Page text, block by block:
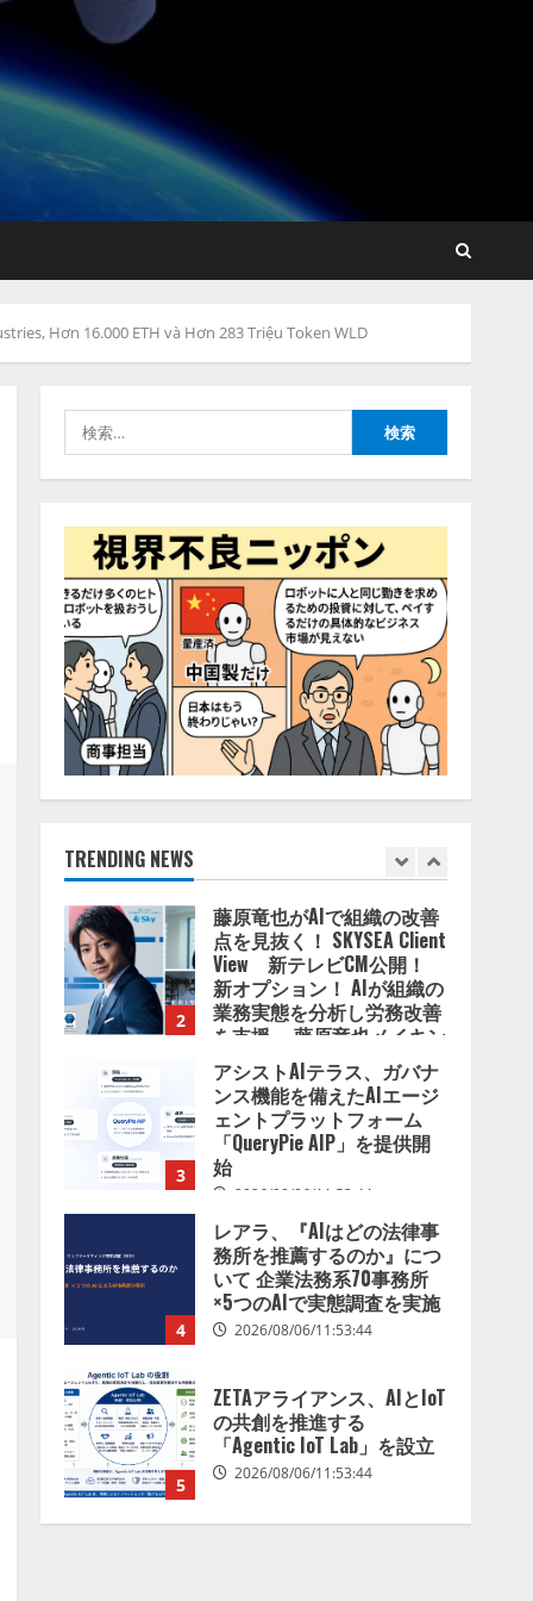
Hơn 16.000 ETH và Hơn 283 Triệu Token WLD
索:
TRENDING NEWS
藤原竜也がAIで組織の改善
点を見抜く！ SKYSEA Client
View 新テレビCM公開！
新オプション！ AIが組織の
グ動画公開 「もしAIが自分
言われる自信がある」「昨
年の夏はカブトムシを捕ま
2026/08/06/14:54:31
ンス機能を備えたAIエージ
ェントプラットフォーム
「QueryPie AIP」を提供開
4
レアラ、『AIはどの法律事
務所を推薦するのか』につ
×5つのAIで実態調査を実施
2026/08/06/11:53:44
5
ZETAアライアンス、AIとIoT
の共創を推進する
「Agentic IoT Lab」を設立
2026/08/06/11:53:44
1
AI駆動開発の推進に向けて
「TinhVan Technologies
2
藤原竜也がAIで組織の改善
点を見抜く！ SKYSEA Client
View 新テレビCM公開！
新オプション！ AIが組織の
業務実態を分析し労務改善
を支援。 藤原竜也メイキン
グ動画公開 「もしAIが自分
を分析したら、すぐ休めと
言われる自信がある」「昨
年の夏はカブトムシを捕ま
えたり、虫と戦ったり…」
3
アシストAIテラス、ガバナ
ンス機能を備えたAIエージ
ェントプラットフォーム
「QueryPie AIP」を提供開
始
2026/08/06/11:53:44
4
レアラ、『AIはどの法律事
務所を推薦するのか』につ
いて 企業法務系70事務所
×5つのAIで実態調査を実施
2026/08/06/11:53:44
5
ZETAアライアンス、AIとIoT
の共創を推進する
「Agentic IoT Lab」を設立
2026/08/06/11:53:44